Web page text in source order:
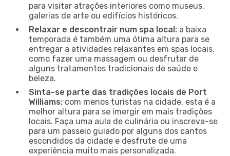
para visitar atrações interiores como museus,
galerias de arte ou edifícios históricos.
Relaxar e descontrair num spa local: a baixa
temporada é também uma ótima altura para se
entregar a atividades relaxantes em spas locais,
como fazer uma massagem ou desfrutar de
alguns tratamentos tradicionais de saúde e
beleza.
Sinta-se parte das tradições locais de Port
Williams: com menos turistas na cidade, esta é a
melhor altura para se imergir em mais tradições
locais. Faça uma aula de culinária ou inscreva-se
para um passeio guiado por alguns dos cantos
escondidos da cidade e desfrute de uma
experiência muito mais personalizada.